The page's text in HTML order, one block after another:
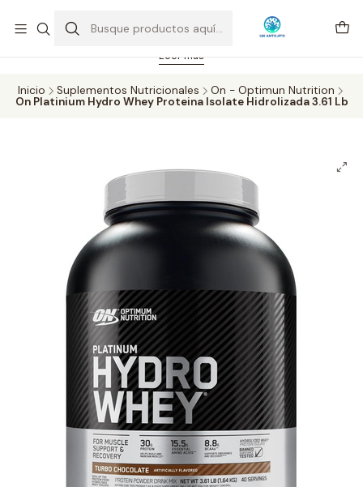
Feriado 21-05-2026 atención hasta las 14 hrs. Envío GRATIS mismo
día solo área Metropolitana Santiago por compras desde CLP 39.900.
Pedidos hasta 16 hrs., sábados y domingos hasta 14 hrs.
Leer más
Inicio Suplementos Nutricionales
On - Optimun Nutrition
On Platinium Hydro Whey Proteina Isolate Hidrolizada 3.61 Lb